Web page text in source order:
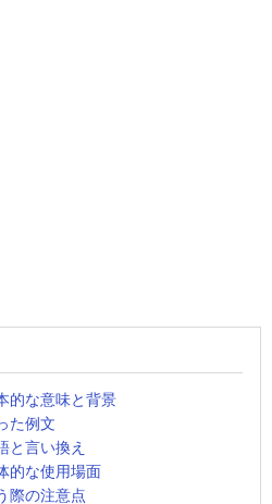
的な意味と背景
た例文
と言い換え
的な使用場面
際の注意点